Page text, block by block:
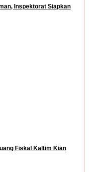
Inspektorat Siapkan
Fiskal Kaltim Kian